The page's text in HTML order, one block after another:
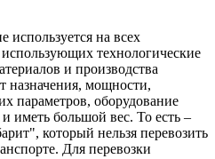
на всех
технологические
и производства
назначения, мощности,
параметров, оборудование
иметь большой вес. То есть –
который нельзя перевозить
Для перевозки